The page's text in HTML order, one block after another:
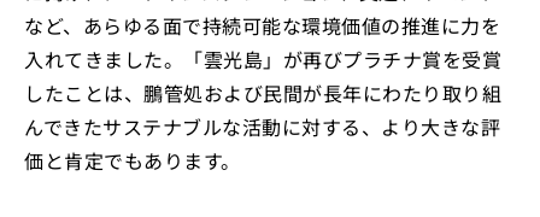
など、あらゆる面で持続可能な環境価値の推進に力を
入れてきました。「雲光島」が再びプラチナ賞を受賞
したことは、鵬管処および民間が長年にわたり取り組
んできたサステナブルな活動に対する、より大きな評
価と肯定でもあります。